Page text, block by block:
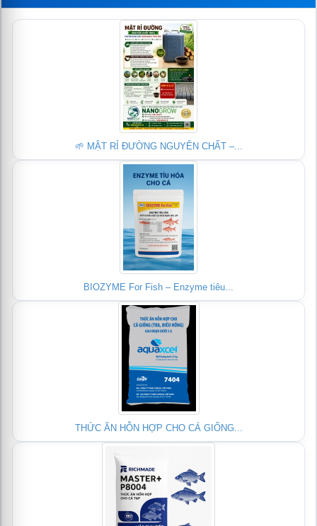
🌱 MẬT RỈ ĐƯỜNG NGUYÊN CHẤT –...
BIOZYME For Fish – Enzyme tiêu...
THỨC ĂN HỖN HỢP CHO CÁ GIỐNG...